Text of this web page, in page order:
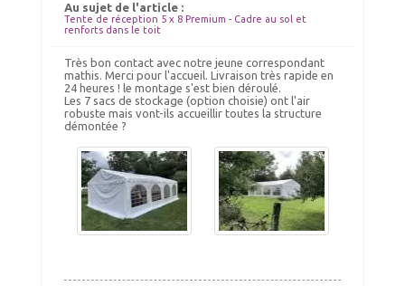
128.00 € TTC livré
Ajout panier
39.00 € TTC livré
Ajout panier
Chauffage tonnelle, chauffage
140.00 € TTC livré
ELASTIQUES LONGS
52.00 € TTC livré
Au sujet de l'article :
Tente de réception 5 x 8 Premium - Cadre au sol et
renforts dans le toit
Très bon contact avec notre jeune correspondant
mathis. Merci pour l'accueil. Livraison très rapide en
24 heures ! le montage s'est bien déroulé.
Les 7 sacs de stockage (option choisie) ont l'air
robuste mais vont-ils accueillir toutes la structure
démontée ?